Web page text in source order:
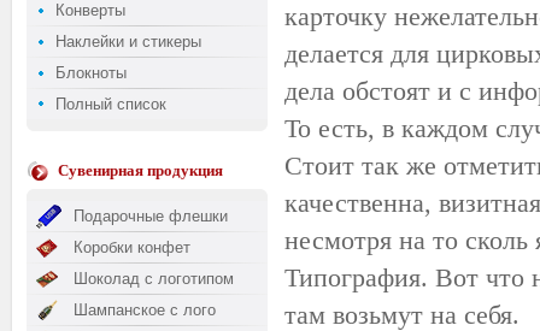
Конверты
Наклейки и стикеры
Блокноты
Полный список
Сувенирная продукция
Подарочные флешки
Коробки конфет
Шоколад с логотипом
Шампанское с лого
карточку
делается для
дела обстоят и с
То есть, в каждом
Стоит так же
качественна,
несмотря на то сколь
Типография. Вот что
там возьмут на себя.